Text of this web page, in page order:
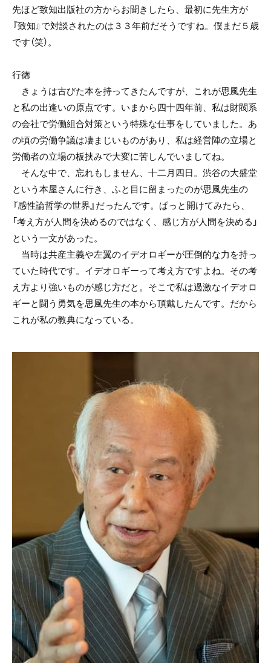
先ほど致知出版社の方からお聞きしたら、最初に先生方が
『致知』で対談されたのは３３年前だそうですね。僕まだ５歳
です（笑）。
行徳
きょうは古びた本を持ってきたんですが、これが思風先生
と私の出逢いの原点です。いまから四十四年前、私は財閥系
の会社で労働組合対策という特殊な仕事をしていました。あ
の頃の労働争議は凄まじいものがあり、私は経営陣の立場と
労働者の立場の板挟みで大変に苦しんでいましてね。
そんな中で、忘れもしません、十二月四日。渋谷の大盛堂
という本屋さんに行き、ふと目に留まったのが思風先生の
『感性論哲学の世界』だったんです。ぱっと開けてみたら、
「考え方が人間を決めるのではなく、感じ方が人間を決める」
という一文があった。
当時は共産主義や左翼のイデオロギーが圧倒的な力を持っ
ていた時代です。イデオロギーって考え方ですよね。その考
え方より強いものが感じ方だと。そこで私は過激なイデオロ
ギーと闘う勇気を思風先生の本から頂戴したんです。だから
これが私の教典になっている。